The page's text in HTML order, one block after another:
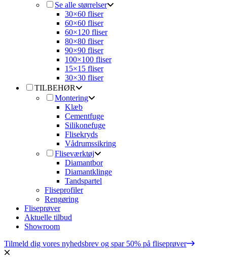
Se alle størrelser
30×60 fliser
60×60 fliser
60×120 fliser
80×80 fliser
90×90 fliser
100×100 fliser
15×15 fliser
30×30 fliser
TILBEHØR
Montering
Klæb
Cementfuge
Silikonefuge
Flisekryds
Vådrumssikring
Fliseværktøj
Diamantbor
Diamantklinge
Tandspartel
Fliseprofiler
Rengøring
Fliseprøver
Aktuelle tilbud
Showroom
Tilmeld dig vores nyhedsbrev og spar 50% på fliseprøver